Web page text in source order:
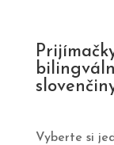
Vyberte si